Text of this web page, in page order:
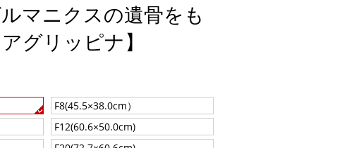
マニクスの遺骨をも
グリッピナ】
F8(45.5×38.0cm）
F12(60.6×50.0cm)